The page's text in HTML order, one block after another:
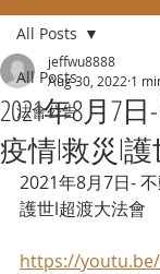
All Posts
法會公告
All Posts
2021年8月7
疫情l救災l
jeffwu8888
Aug 30, 2022 1
2021年8月7日-
護世l超渡大法會
https://